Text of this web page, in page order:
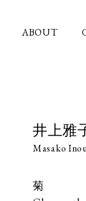
ABOUT
井上雅
Masako
菊